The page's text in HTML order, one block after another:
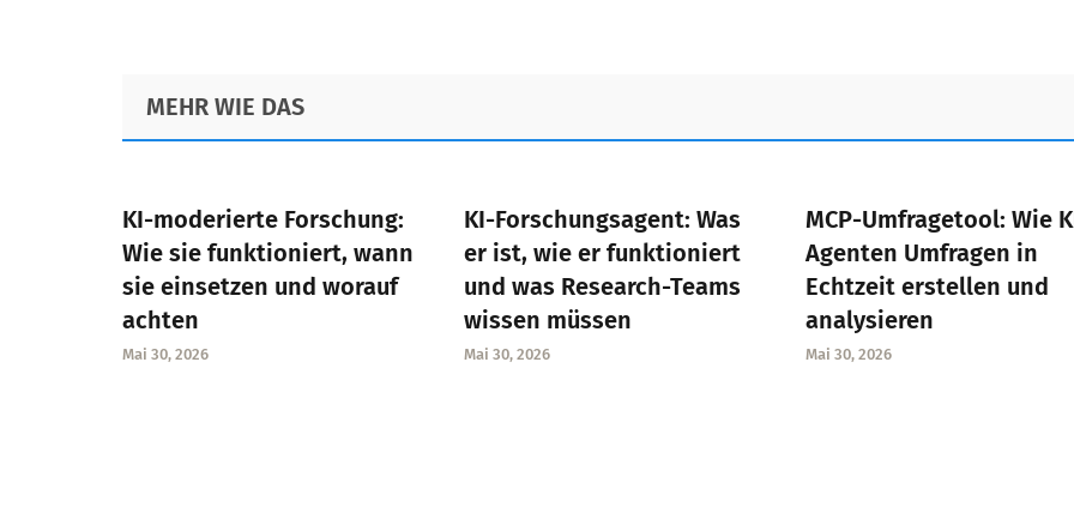
MEHR WIE DAS
KI-moderierte Forschung:
Wie sie funktioniert, wann
sie einsetzen und worauf
achten
Mai 30, 2026
KI-Forschungsagent: Was
er ist, wie er funktioniert
und was Research-Teams
wissen müssen
Mai 30, 2026
MCP-Umfragetool: Wie
Agenten Umfragen in
Echtzeit erstellen und
analysieren
Mai 30, 2026